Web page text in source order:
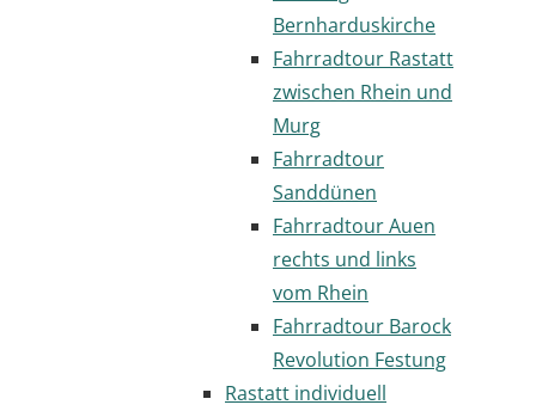
Bernharduskirche
Fahrradtour Rastatt
zwischen Rhein und
Murg
Fahrradtour
Sanddünen
Fahrradtour Auen
rechts und links
vom Rhein
Fahrradtour Barock
Revolution Festung
Rastatt individuell